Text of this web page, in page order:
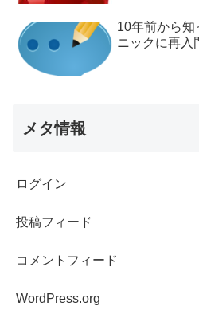
10年前から知
ニックに再入
メタ情報
ログイン
投稿フィード
コメントフィード
WordPress.org